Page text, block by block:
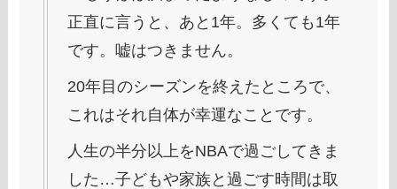
正直に言うと、あと1年。多くても1年
です。嘘はつきません。
20年目のシーズンを終えたところで、
これはそれ自体が幸運なことです。
人生の半分以上をNBAで過ごしてきま
した…子どもや家族と過ごす時間は取